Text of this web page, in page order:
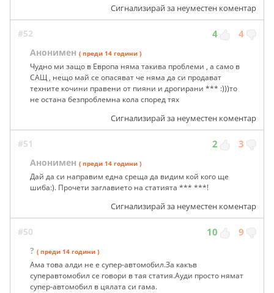
Сигнализирай за неуместен коментар
#52 4 4
Анонимен ( преди 14 години )
Чудно ми защо в Европа няма такива проблеми , а само в
САЩ , нещо май се опасяват че няма да си продават
техните кочини правени от пияни и дрогирани *** :)))то
не остана безпроблемна кола според тях
Сигнализирай за неуместен коментар
#51 2 3
Анонимен ( преди 14 години )
Дай да си направим една среща да видим кой кого ще
шиба:). Прочети заглавието на статията *** ***!
Сигнализирай за неуместен коментар
#50 10 9
? ( преди 14 години )
Ама това алди не е супер-автомобил.За какъв
суперавтомобил се говори в тая статия.Ауди просто нямат
супер-автомобил в цялата си гама.